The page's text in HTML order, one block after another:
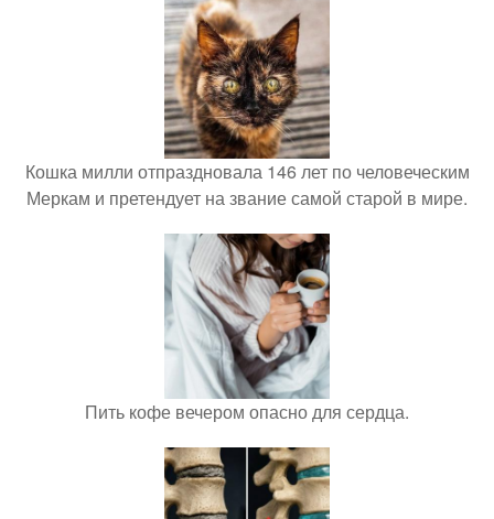
Кошка милли отпраздновала 146 лет по человеческим
Меркам и претендует на звание самой старой в мире.
Пить кофе вечером опасно для сердца.